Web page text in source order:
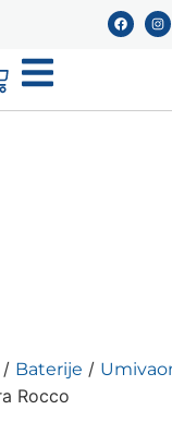
/ Baterije /
Rocco